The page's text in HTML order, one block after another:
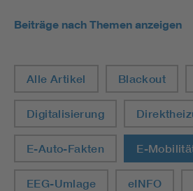
Beiträge nach Themen anzeigen
Alle Artikel Blackout
Digitalisierung
E-Auto-Fakten E-
EEG-Umlage eINFO